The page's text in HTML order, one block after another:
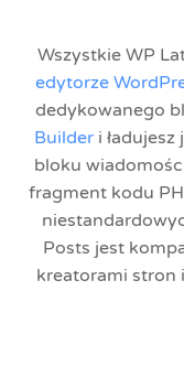
Wszystkie WP
edytorze
dedykowanego
Builderi ładujesz
bloku
fragment kodu
Posts jest
kreatorami stron